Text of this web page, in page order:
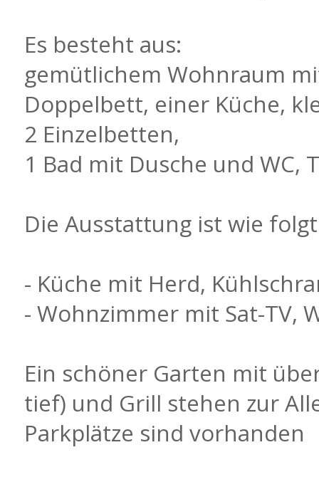
Es besteht aus:
gemütlichem Wohnraum
Doppelbett, einer Küche,
2 Einzelbetten,
1 Bad mit Dusche und WC,
Die Ausstattung ist wie
- Küche mit Herd,
- Wohnzimmer mit Sat-TV,
Ein schöner Garten mit
tief) und Grill stehen zur
Parkplätze sind vorhanden